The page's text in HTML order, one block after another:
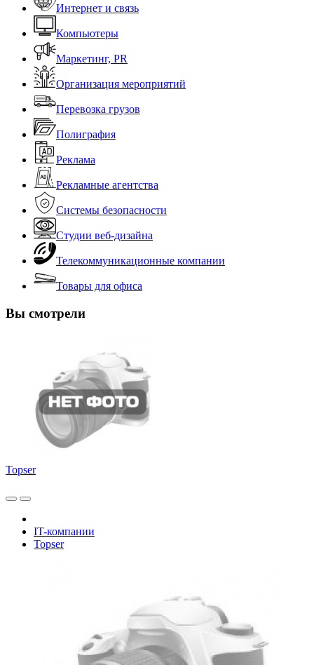
Интернет и связь
Компьютеры
Маркетинг, PR
Организация мероприятий
Перевозка грузов
Полиграфия
Реклама
Рекламные агентства
Системы безопасности
Студии веб-дизайна
Телекоммуникационные компании
Товары для офиса
Вы смотрели
Topser
IT-компании
Topser